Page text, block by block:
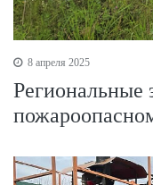
8 апреля 2025
Региональные